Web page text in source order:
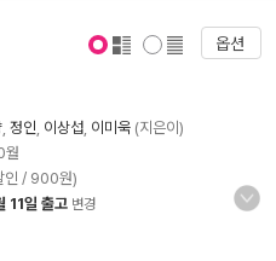
옵션
정인 이상섭 이미욱 (지은이)
월
인 / 900원)
11일 출고 변경